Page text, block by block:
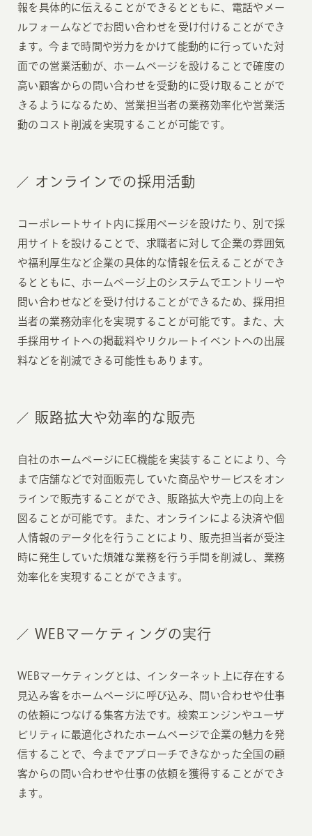
報を具体的に伝えることができるとともに、電話やメー
ルフォームなどでお問い合わせを受け付けることができ
ます。今まで時間や労力をかけて能動的に行っていた対
面での営業活動が、ホームページを設けることで確度の
高い顧客からの問い合わせを受動的に受け取ることがで
きるようになるため、営業担当者の業務効率化や営業活
動のコスト削減を実現することが可能です。
オンラインでの採用活動
コーポレートサイト内に採用ページを設けたり、別で採
用サイトを設けることで、求職者に対して企業の雰囲気
や福利厚生など企業の具体的な情報を伝えることができ
るとともに、ホームページ上のシステムでエントリーや
問い合わせなどを受け付けることができるため、採用担
当者の業務効率化を実現することが可能です。また、大
手採用サイトへの掲載料やリクルートイベントへの出展
料などを削減できる可能性もあります。
販路拡大や効率的な販売
自社のホームページにEC機能を実装することにより、今
まで店舗などで対面販売していた商品やサービスをオン
ラインで販売することができ、販路拡大や売上の向上を
図ることが可能です。また、オンラインによる決済や個
人情報のデータ化を行うことにより、販売担当者が受注
時に発生していた煩雑な業務を行う手間を削減し、業務
効率化を実現することができます。
WEBマーケティングの実行
WEBマーケティングとは、インターネット上に存在する
見込み客をホームページに呼び込み、問い合わせや仕事
の依頼につなげる集客方法です。検索エンジンやユーザ
ビリティに最適化されたホームページで企業の魅力を発
信することで、今までアプローチできなかった全国の顧
客からの問い合わせや仕事の依頼を獲得することができ
ます。